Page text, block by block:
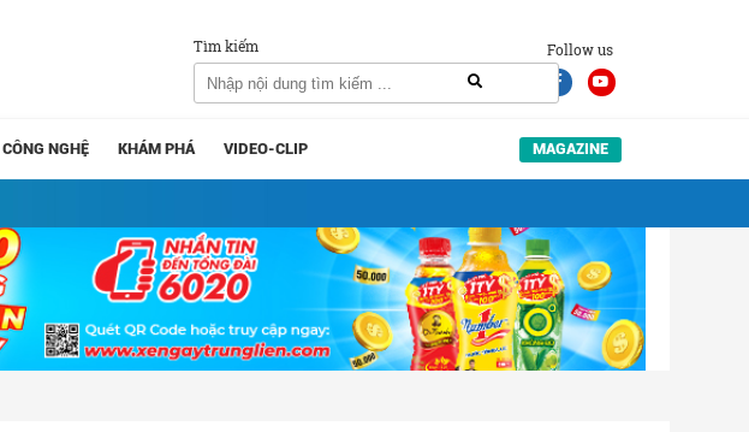
Follow us
Tìm kiếm
CÔNG NGHỆ KHÁM PHÁ VIDEO-CLIP MAGAZINE